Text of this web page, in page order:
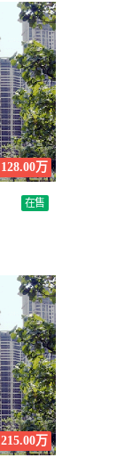
128.00万
在售
215.00万